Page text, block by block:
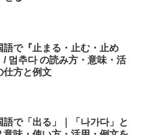
語で『止まる・止む・止め
/ 멈추다 の読み方・意味・活
仕方と例文
語で「出る」｜「나가다」と